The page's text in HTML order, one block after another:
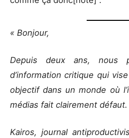
« Bonjour,
Depuis deux ans, nous
d’information critique qui
objectif dans un monde où
médias fait clairement défaut.
Kairos, journal